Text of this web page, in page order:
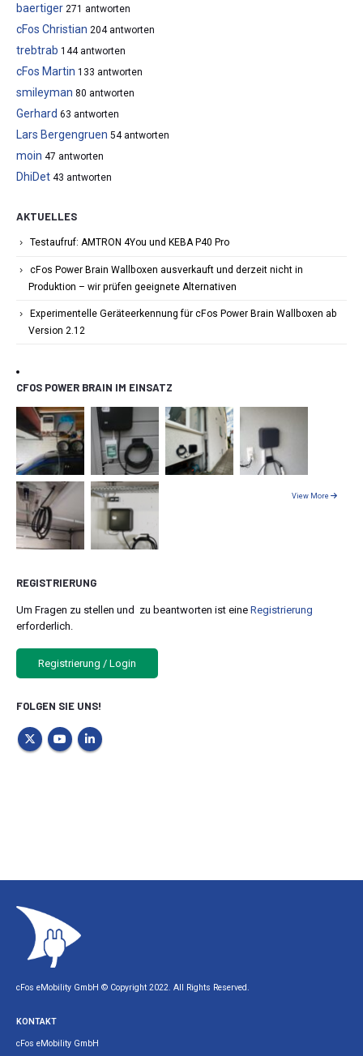
baertiger 271 antworten
cFos Christian 204 antworten
trebtrab 144 antworten
cFos Martin 133 antworten
smileyman 80 antworten
Gerhard 63 antworten
Lars Bergengruen 54 antworten
moin 47 antworten
DhiDet 43 antworten
AKTUELLES
Testaufruf: AMTRON 4You und KEBA P40 Pro
cFos Power Brain Wallboxen ausverkauft und derzeit nicht in
Produktion – wir prüfen geeignete Alternativen
Experimentelle Geräteerkennung für cFos Power Brain Wallboxen ab
Version 2.12
CFOS POWER BRAIN IM EINSATZ
View More
REGISTRIERUNG
Um Fragen zu stellen und zu beantworten ist eine Registrierung
erforderlich.
Registrierung / Login
FOLGEN SIE UNS!
cFos eMobility GmbH © Copyright 2022. All Rights Reserved.
KONTAKT
cFos eMobility GmbH